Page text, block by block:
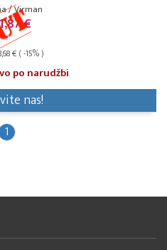
/ Virman
€
€ ( -15% )
po narudžbi
nas!
1